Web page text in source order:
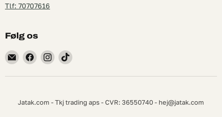
Tlf: 70707616
Følg os
Find
på
mail
Find
på
Find
på
Find
på
Jatak.com - Tkj trading aps - CVR: 36550740 - hej@jatak.com